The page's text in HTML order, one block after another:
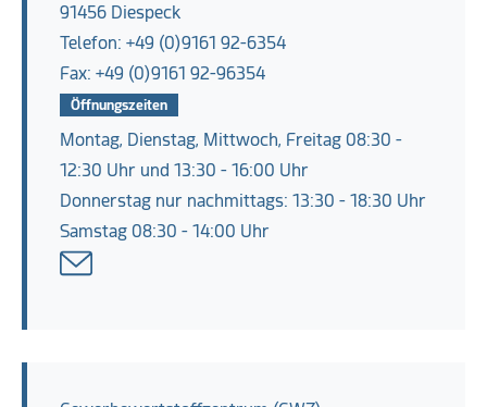
91456 Diespeck
Telefon: +49 (0)9161 92-6354
Fax: +49 (0)9161 92-96354
Öffnungszeiten
Montag, Dienstag, Mittwoch, Freitag 08:30 -
12:30 Uhr und 13:30 - 16:00 Uhr
Donnerstag nur nachmittags: 13:30 - 18:30 Uhr
Samstag 08:30 - 14:00 Uhr